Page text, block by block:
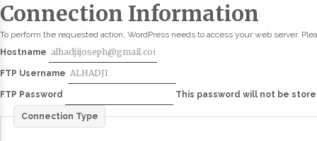
Connection Information
To perform the requested action, WordPress needs to access your web server.
Hostname
FTP Username
FTP Password This password will not be
Connection Type